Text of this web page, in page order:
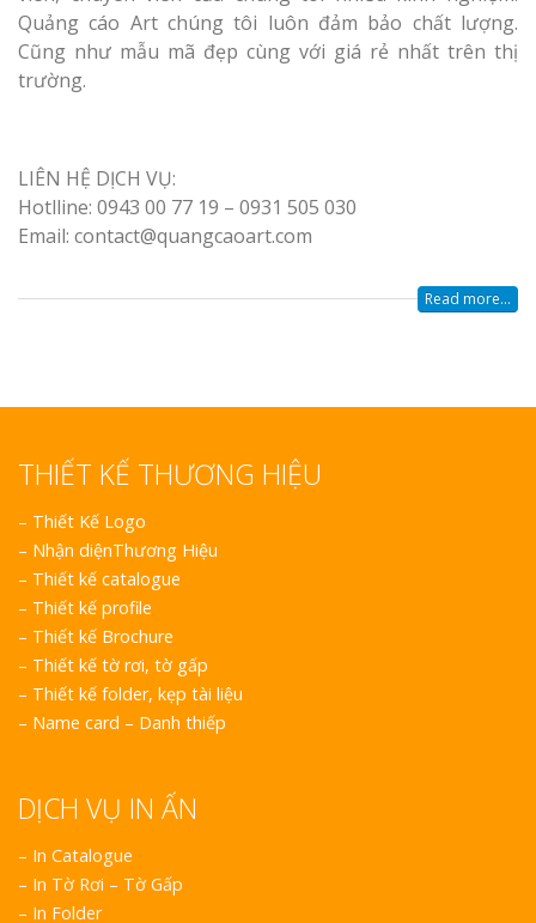
Quảng cáo Art chúng tôi luôn đảm bảo chất lượng.
Cũng như mẫu mã đẹp cùng với giá rẻ nhất trên thị
trường.
LIÊN HỆ DỊCH VỤ:
Hotlline: 0943 00 77 19 – 0931 505 030
Email: contact@quangcaoart.com
Read more...
THIẾT KẾ THƯƠNG HIỆU
– Thiết Kế Logo
– Nhận diệnThương Hiệu
– Thiết kế catalogue
– Thiết kế profile
– Thiết kế Brochure
– Thiết kế tờ rơi, tờ gấp
– Thiết kế folder, kẹp tài liệu
– Name card – Danh thiếp
DỊCH VỤ IN ẤN
– In Catalogue
– In Tờ Rơi – Tờ Gấp
– In Folder
tại Vinh Nghệ An
Mỹ Phẩm Vinh Thu
Top 10 Mẫu
Hiệu Shop